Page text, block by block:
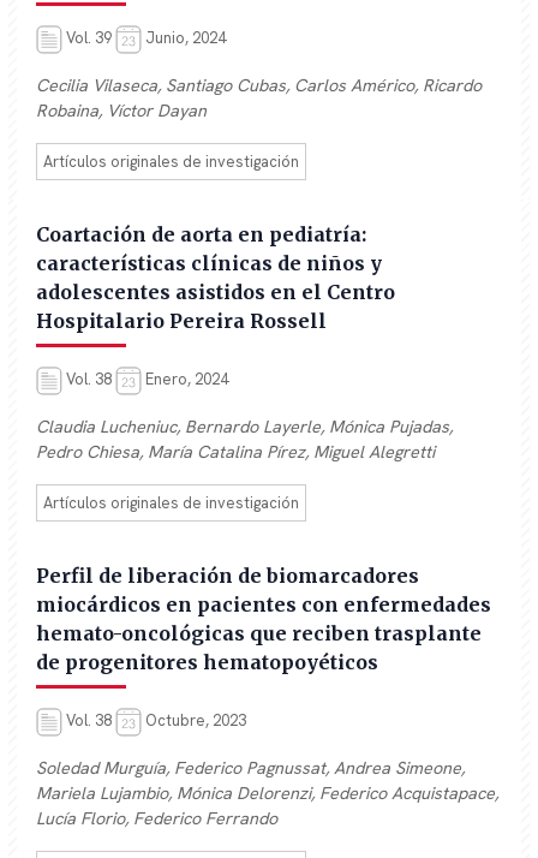
Vol. 39 Junio, 2024
Cecilia Vilaseca, Santiago Cubas, Carlos Américo, Ricardo
Robaina, Víctor Dayan
Artículos originales de investigación
Coartación de aorta en pediatría:
características clínicas de niños y
adolescentes asistidos en el Centro
Hospitalario Pereira Rossell
Vol. 38 Enero, 2024
Claudia Lucheniuc, Bernardo Layerle, Mónica Pujadas,
Pedro Chiesa, María Catalina Pírez, Miguel Alegretti
Artículos originales de investigación
Perfil de liberación de biomarcadores
miocárdicos en pacientes con enfermedades
hemato-oncológicas que reciben trasplante
de progenitores hematopoyéticos
Vol. 38 Octubre, 2023
Soledad Murguía, Federico Pagnussat, Andrea Simeone,
Mariela Lujambio, Mónica Delorenzi, Federico Acquistapace,
Lucía Florio, Federico Ferrando